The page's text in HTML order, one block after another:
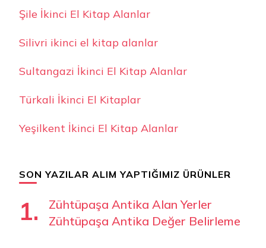
Şile İkinci El Kitap Alanlar
Silivri ikinci el kitap alanlar
Sultangazi İkinci El Kitap Alanlar
Türkali İkinci El Kitaplar
Yeşilkent İkinci El Kitap Alanlar
SON YAZILAR ALIM YAPTIĞIMIZ ÜRÜNLER
Zühtüpaşa Antika Alan Yerler
Zühtüpaşa Antika Değer Belirleme